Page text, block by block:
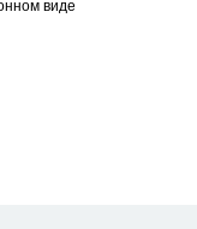
виде